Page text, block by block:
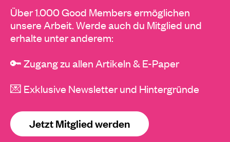
Über 1.000 Good Members ermöglichen
unsere Arbeit. Werde auch du Mitglied und
erhalte unter anderem:
🔑 Zugang zu allen Artikeln & E-Paper
💌 Exklusive Newsletter und Hintergründe
Jetzt Mitglied werden